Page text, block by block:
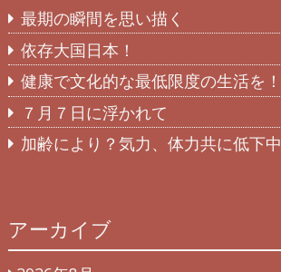
最期の瞬間を思い描く
依存大国日本！
健康で文化的な最低限度の生活を！
７月７日に浮かれて
加齢により？気力、体力共に低下中
アーカイブ